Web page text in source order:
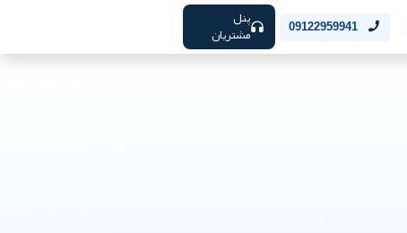
09122959941 پنل
مشتریان